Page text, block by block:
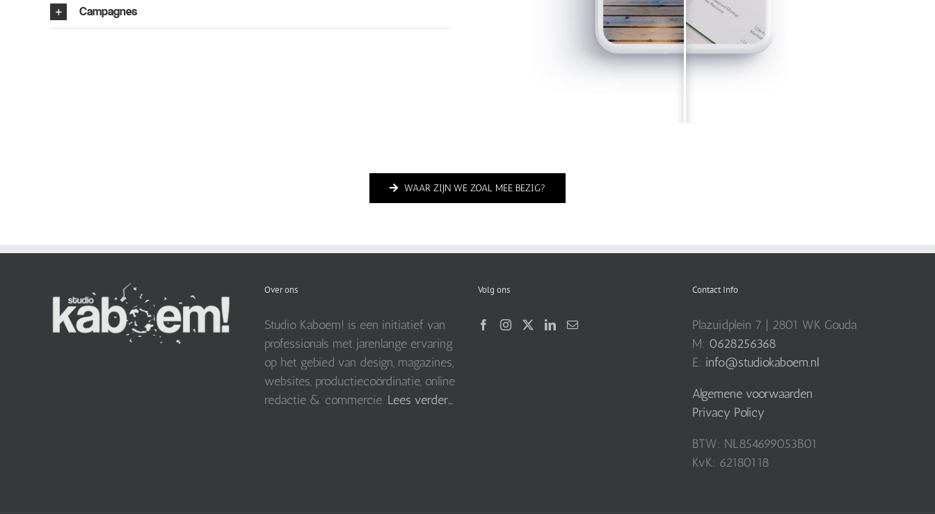
Campagnes
WAAR ZIJN WE ZOAL MEE BEZIG?
Over ons
Studio Kaboem! is een initiatief van
professionals met jarenlange ervaring
op het gebied van design, magazines,
websites, productiecoördinatie, online
redactie & commercie. Lees verder…
Volg ons Contact Info
Plazuidplein 7 | 2801 WK Gouda
M: 0628256368
E: info@studiokaboem.nl
Algemene voorwaarden
Privacy Policy
BTW: NL854699053B01
KvK: 62180118